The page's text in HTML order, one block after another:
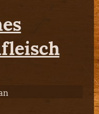
Vegan